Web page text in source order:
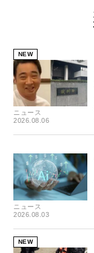
NEW
ニュース
2026.08.06
ニュース
2026.08.03
NEW